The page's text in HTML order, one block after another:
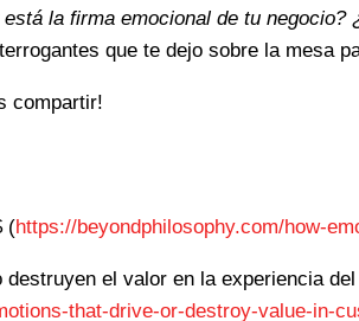
la firma emocional de tu
que te dejo sobre la mesa
compartir!
(https://beyondphilosophy.com/how-
el valor en la experiencia
that-drive-or-destroy-value-in-